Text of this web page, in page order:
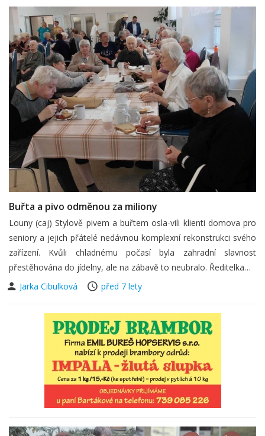
Buřta a pivo odměnou za miliony
Louny (caj) Stylově pivem a buřtem osla-vili klienti domova pro
seniory a jejich přátelé nedávnou komplexní rekonstrukci svého
zařízení. Kvůli chladnému počasí byla zahradní slavnost
přestěhována do jídelny, ale na zábavě to neubralo. Ředitelka…
Jarka Cibulková
před 7 lety